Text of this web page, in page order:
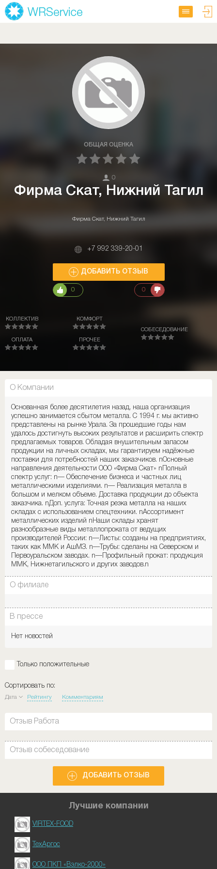
ОБЩАЯ ОЦЕНКА
0
Фирма Скат, Нижний Тагил
Фирма Скат, Нижний Тагил
+7 992 339-20-01
ДОБАВИТЬ ОТЗЫВ
0 0
КОЛЛЕКТИВ
ОПЛАТА
КОМФОРТ
ПРОЧЕЕ
СОБЕСЕДОВАНИЕ
О Компании
Основанная более десятилетия назад, наша организация
успешно занимается сбытом металла. С 1994 г. мы активно
представлены на рынке Урала. За прошедшие годы нам
удалось достигнуть высоких результатов и расширить спектр
предлагаемых товаров. Обладая внушительным запасом
продукции на личных складах, мы гарантируем надёжные
поставки для потребностей наших заказчиков. nОсновные
направления деятельности ООО «Фирма Скат» nПолный
спектр услуг: n— Обеспечение бизнеса и частных лиц
металлическими изделиями. n— Реализация металла в
большом и мелком объеме. Доставка продукции до объекта
заказчика. nДоп. услуга: Точная резка металла на наших
складах с использованием спецтехники. nАссортимент
металлических изделий nНаши склады хранят
разнообразные виды металлопроката от ведущих
производителей России: n—Листы: созданы на предприятиях,
таких как ММК и АшМЗ. n—Трубы: сделаны на Северском и
Первоуральском заводах. n—Профильный прокат: продукция
ММК, Нижнетагильского и других заводов.n
О филиале
В прессе
Нет новостей
Только положительные
Сортировать по:
Дата Рейтингу Комментариям
Отзыв Работа
Отзыв собеседование
ДОБАВИТЬ ОТЗЫВ
Лучшие компании
VIRTEX-FOOD
ТехАргос
ООО ПКП «Вэлко-2000»